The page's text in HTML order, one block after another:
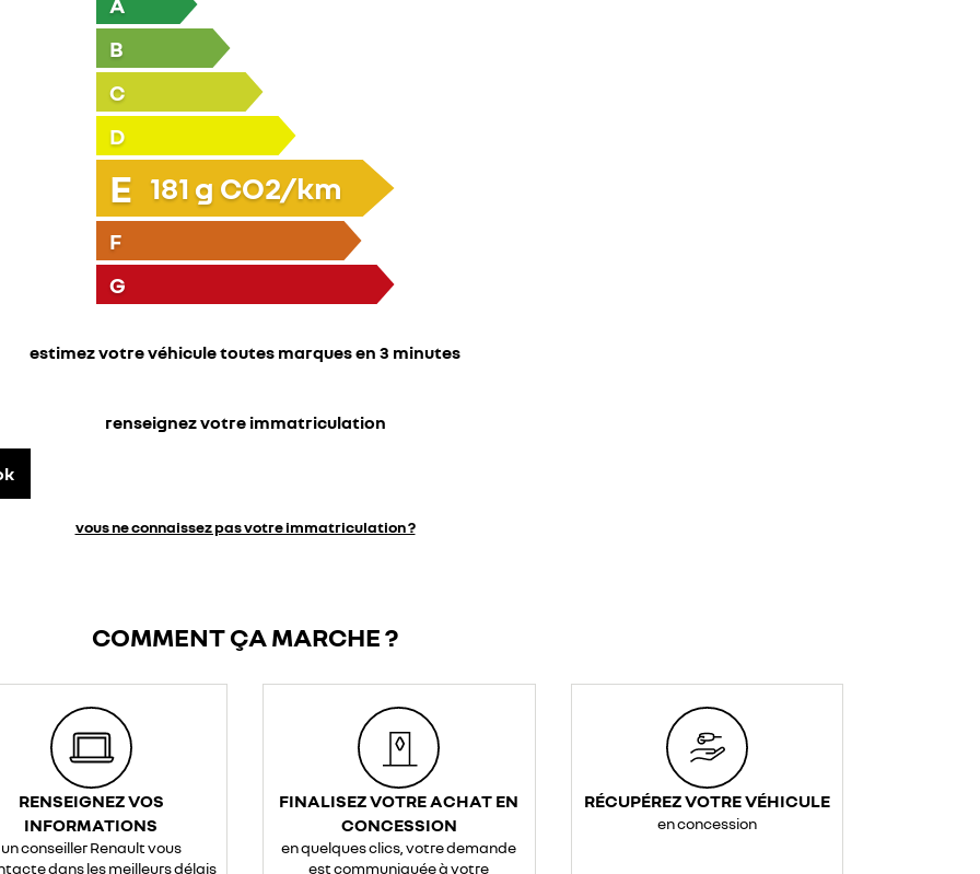
B
C
D
E 181 g CO2/km
F
G
estimez votre véhicule toutes marques en 3 minutes
renseignez votre immatriculation
vous ne connaissez pas votre immatriculation ?
COMMENT ÇA MARCHE ?
RENSEIGNEZ VOS
INFORMATIONS
un conseiller Renault vous
dans les meilleurs délais
FINALISEZ VOTRE ACHAT EN
CONCESSION
en quelques clics, votre demande
est communiquée à votre
RÉCUPÉREZ VOTRE VÉHICULE
en concession